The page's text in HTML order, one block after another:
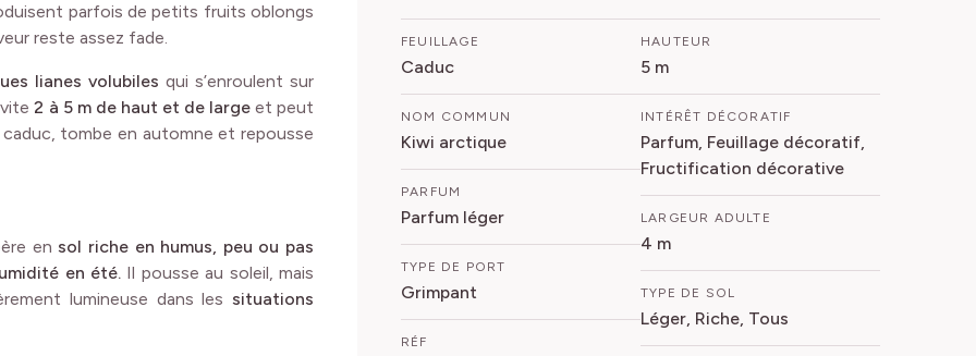
reste assez fade.
2 à 5 m de haut et de largeet peut
tombe en automne et repousse
en été.Il pousse au soleil, mais
lumineuse dans lessituations
FEUILLAGE
Caduc
NOM COMMUN
Kiwi arctique
PARFUM
Parfum léger
TYPE DE PORT
Grimpant
RÉF
885171
HAUTEUR
5 m
INTÉRÊT DÉCORATIF
Parfum, Feuillage décoratif,
Fructification décorative
LARGEUR ADULTE
4 m
TYPE DE SOL
Léger, Riche, Tous
RUSTICITÉ